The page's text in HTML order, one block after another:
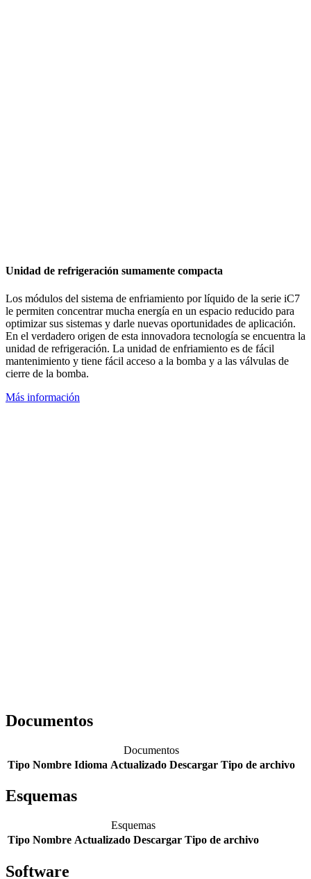
Unidad de refrigeración sumamente compacta
Los módulos del sistema de enfriamiento por líquido de la serie iC7
le permiten concentrar mucha energía en un espacio reducido para
optimizar sus sistemas y darle nuevas oportunidades de aplicación.
En el verdadero origen de esta innovadora tecnología se encuentra la
unidad de refrigeración. La unidad de enfriamiento es de fácil
mantenimiento y tiene fácil acceso a la bomba y a las válvulas de
cierre de la bomba.
Más información
Documentos
Documentos
Tipo Nombre Idioma Actualizado Descargar Tipo de archivo
Esquemas
Esquemas
Tipo Nombre Actualizado Descargar Tipo de archivo
Software